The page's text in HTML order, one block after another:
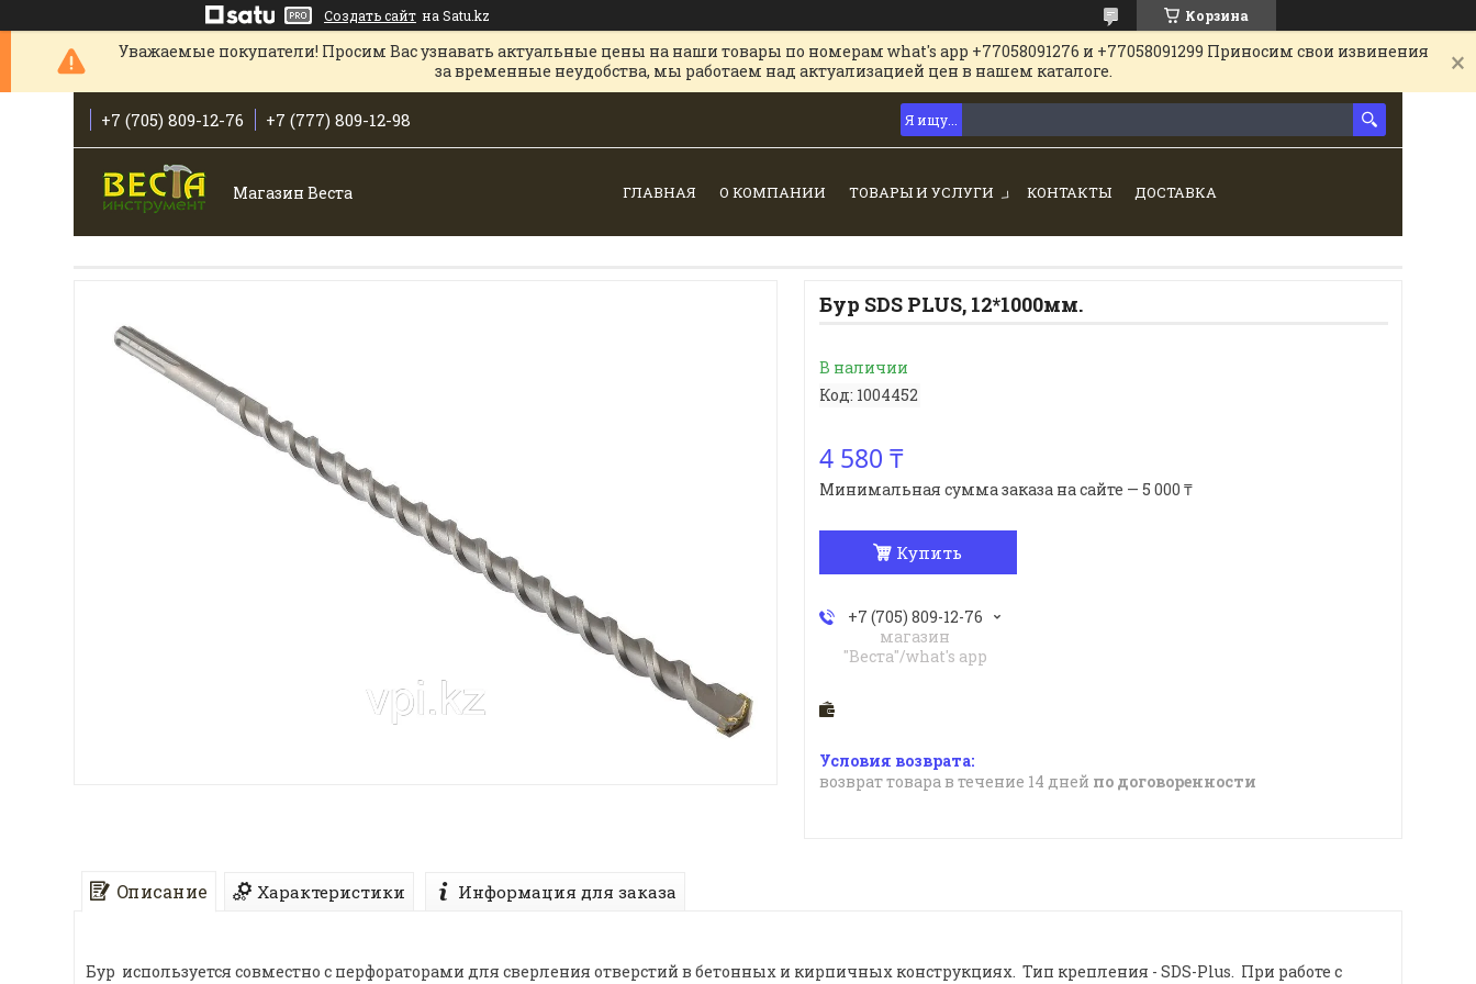
Создать сайт на Satu.kz Корзина
Уважаемые покупатели! Просим Вас узнавать актуальные цены на наши товары по номерам what's app +77058091276 и +77058091299 Приносим свои извинения
за временные неудобства, мы работаем над актуализацией цен в нашем каталоге.
+7 (705) 809-12-76 +7 (777) 809-12-98
Магазин Веста ГЛАВНАЯ О КОМПАНИИ ТОВАРЫ И УСЛУГИ КОНТАКТЫ ДОСТАВКА
Бур SDS PLUS, 12*1000мм.
В наличии
Код: 1004452
4 580 ₸
Минимальная сумма заказа на сайте — 5 000 ₸
Купить
+7 (705) 809-12-76
магазин
"Веста"/what's app
возврат товара в течение 14 дней по договоренности
Описание Характеристики Информация для заказа
Бур используется совместно с перфораторами для сверления отверстий в бетонных и кирпичных конструкциях. Тип крепления - SDS-Plus. При работе с